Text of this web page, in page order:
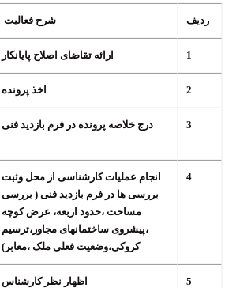
ردیف شرح فعالیت
1 ارائه تقاضای اصلاح پایانکار
2 اخذ پرونده
3 درج خلاصه پرونده در فرم بازدید فنی
4
انجام عملیات کارشناسی از محل وثبت
بررسی ها در فرم بازدید فنی ( بررسی
مساحت ،حدود اربعه، عرض کوچه
،پیشروی ساختمانهای مجاور،ترسیم
کروکی،وضعیت فعلی ملک ،معابر)
5 اظهار نظر کارشناس